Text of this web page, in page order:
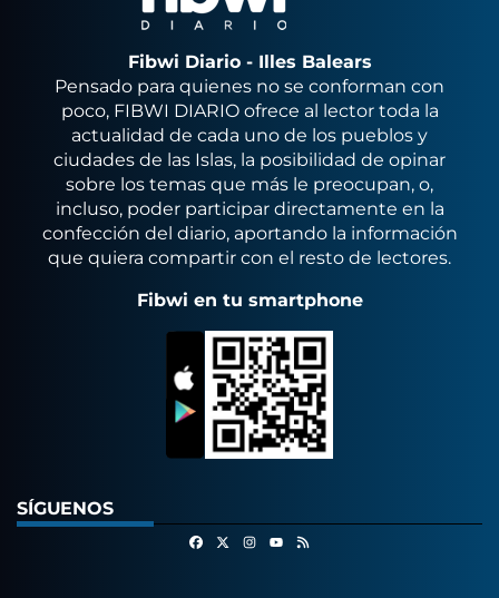
Fibwi Diario - Illes Balears
Pensado para quienes no se conforman con
poco, FIBWI DIARIO ofrece al lector toda la
actualidad de cada uno de los pueblos y
ciudades de las Islas, la posibilidad de opinar
sobre los temas que más le preocupan, o,
incluso, poder participar directamente en la
confección del diario, aportando la información
que quiera compartir con el resto de lectores.
Fibwi en tu smartphone
SÍGUENOS
FacebookInstagram